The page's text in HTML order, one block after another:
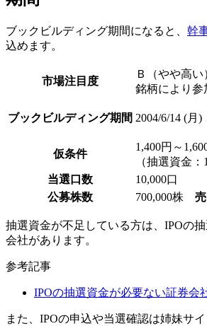
ブックビルディング期間になると、 幹
込めます。
市場注目度
Ｂ（やや高い
銘柄により参
ブックビルディング期間 2004/6/14 (月)
仮条件
1,400円～
（抽選資金：
当選口数
10,000口
公募株数
700,000株
抽選資金が不足している方は、 IPOの
会社があります。
参考記事
IPOの抽選資金が必要ない証券会
また、IPOの申込や当選確認は姉妹サ